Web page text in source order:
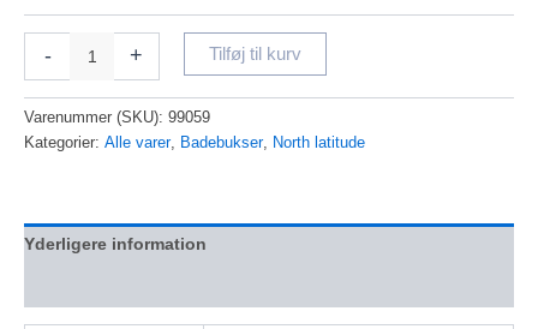
- + Tilføj til kurv
Varenummer (SKU): 99059
Kategorier: Alle varer, Badebukser, North latitude
Yderligere information